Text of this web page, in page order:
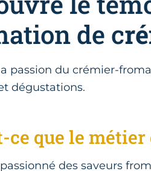
de c
passion du crémier-
dégustations.
ce que le
des saveurs